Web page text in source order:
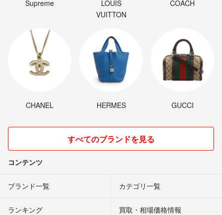
Supreme
LOUIS
VUITTON
COACH
CHANEL HERMES GUCCI
すべてのブランドを見る
コンテンツ
ブランド一覧 カテゴリ一覧
ランキング 買取・相場価格情報